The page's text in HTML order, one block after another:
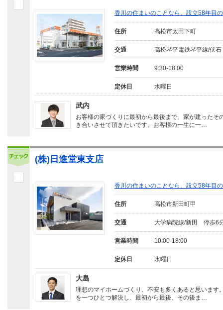
香川の住まいのことなら、設立58年目
住所 高松市太田下町
交通 高松琴平電鉄琴平線/伏
営業時間 9:30-18:00
定休日 水曜日
武内
お客様の家づくりに最初から最後まで、家が建ったそ
き合いさせて頂きたいです。お客様の一生に一…
(株)日進堂東支店
香川の住まいのことなら、設立58年目
住所 高松市新田町甲
交通 大学病院線/新田 停歩6
営業時間 10:00-18:00
定休日 水曜日
大島
理想のマイホームづくり、不安も多くあると思います
を一つひとつ解決し、最初から最後、その後ま…